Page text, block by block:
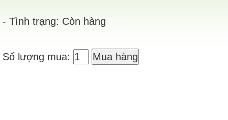
- Tình trạng: Còn hàng
Số lượng mua: Mua hàng